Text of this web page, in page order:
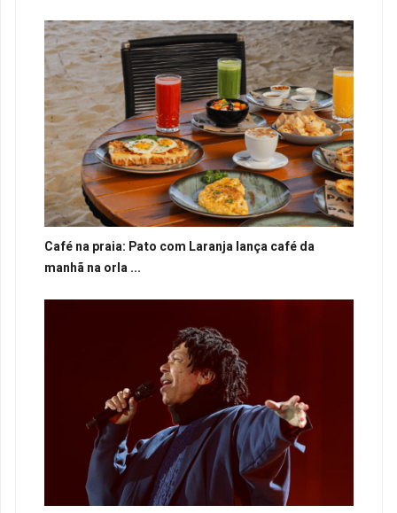
Café na praia: Pato com Laranja lança café da
manhã na orla ...